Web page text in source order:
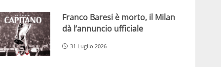
Franco Baresi è morto, il Milan
dà l’annuncio ufficiale
31 Luglio 2026